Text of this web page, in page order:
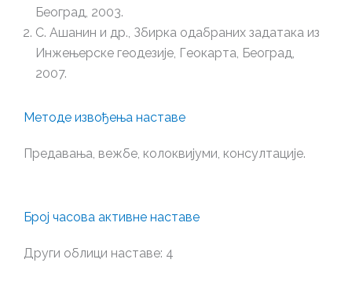
Београд, 2003.
С. Ашанин и др., Збирка одабраних задатака из
Инжењерске геодезије, Геокарта, Београд,
2007.
Методе извођења наставе
Предавања, вежбе, колоквијуми, консултације.
Број часова активне наставе
Други облици наставе: 4